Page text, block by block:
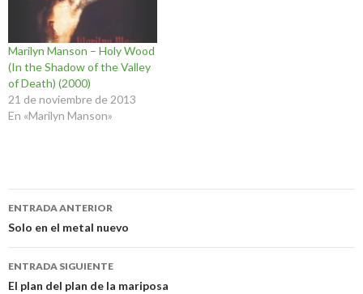
Marilyn Manson – Holy Wood
(In the Shadow of the Valley
of Death) (2000)
21 de noviembre de 2013
En «Marilyn Manson»
Navegación
de
entradas
ENTRADA ANTERIOR
Solo en el metal nuevo
ENTRADA SIGUIENTE
El plan del plan de la mariposa